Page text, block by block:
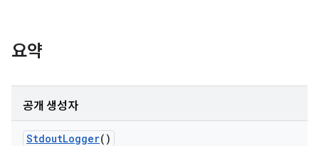
요약
공개 생성자
StdoutLogger()